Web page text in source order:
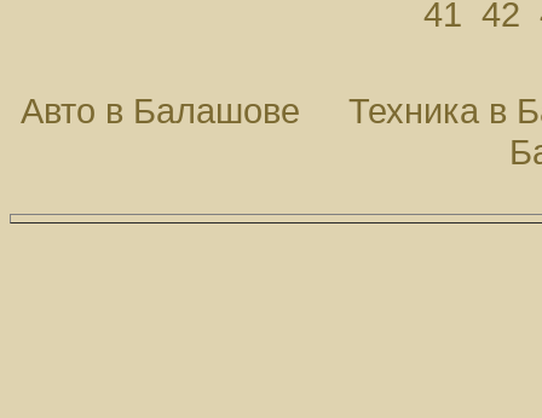
41 42
Авто в Балашове
Техника в